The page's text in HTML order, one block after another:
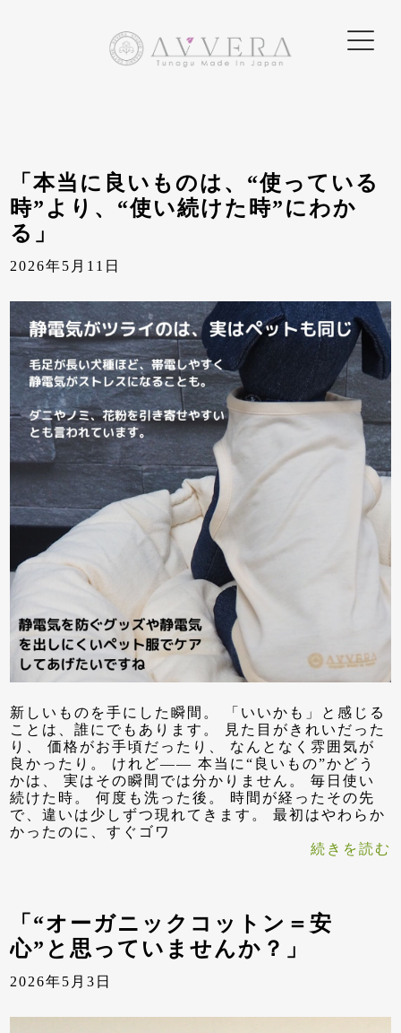
「本当に良いものは、“使っている
時”より、“使い続けた時”にわか
る」
2026年5月11日
新しいものを手にした瞬間。 「いいかも」と感じる
ことは、誰にでもあります。 見た目がきれいだった
り、 価格がお手頃だったり、 なんとなく雰囲気が
良かったり。 けれど—— 本当に“良いもの”かどう
かは、 実はその瞬間では分かりません。 毎日使い
続けた時。 何度も洗った後。 時間が経ったその先
で、違いは少しずつ現れてきます。 最初はやわらか
かったのに、すぐゴワ
続きを読む
「“オーガニックコットン＝安
心”と思っていませんか？」
2026年5月3日